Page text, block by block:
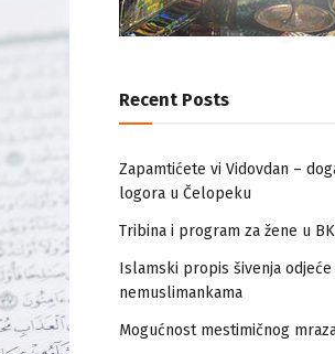
Recent Posts
Zapamtićete vi Vidovdan –
logora u Čelopeku
Tribina i program za žene u
Islamski propis šivenja
nemuslimankama
Mogućnost mestimičnog